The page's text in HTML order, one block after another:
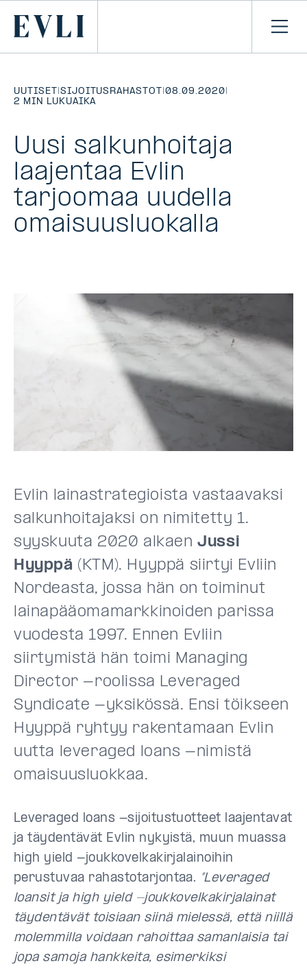
Primary
Avaa
UUTISET |SIJOITUSRAHASTOT |08.09.2020|
2 MIN LUKUAIKA
Uusi salkunhoitaja
laajentaa Evlin
tarjoomaa uudella
omaisuusluokalla
Evlin lainastrategioista vastaavaksi
salkunhoitajaksi on nimitetty 1.
syyskuuta 2020 alkaenJussi
Hyyppä (KTM). Hyyppä siirtyi Evliin
Nordeasta, jossa hän on toiminut
lainapääomamarkkinoiden parissa
vuodesta 1997. Ennen Evliin
siirtymistä hän toimi Managing
Director -roolissa Leveraged
Syndicate -yksikössä. Ensi töikseen
Hyyppä ryhtyy rakentamaan Evlin
uutta leveraged loans -nimistä
omaisuusluokkaa.
Leveraged loans -sijoitustuotteet laajentavat
ja täydentävät Evlin nykyistä, muun muassa
high yield -joukkovelkakirjalainoihin
perustuvaa rahastotarjontaa. ”Leveraged
loansit ja high yield -joukkovelkakirjalainat
täydentävät toisiaan siinä mielessä, että niillä
molemmilla voidaan rahoittaa samanlaisia tai
jopa samoja hankkeita, esimerkiksi